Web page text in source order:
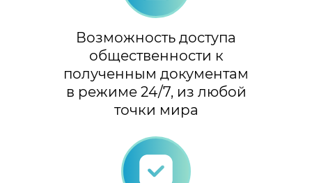
Возможность доступа
общественности к
полученным документам
в режиме 24/7, из любой
точки мира